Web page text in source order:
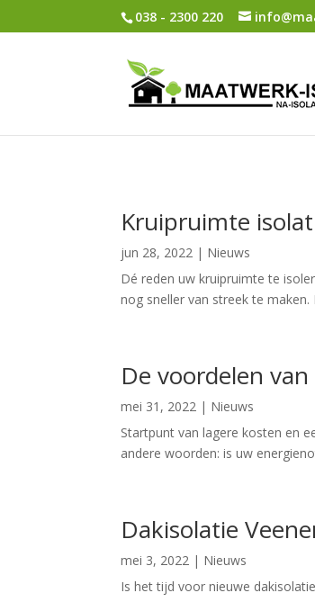
038 - 2300 220
Kruipruimte
jun 28, 2022 | Nieuws
Dé reden uw kruipruimte te
nog sneller van streek te
De voordelen
mei 31, 2022 | Nieuws
Startpunt van lagere kosten en
andere woorden: is uw
Dakisolatie
mei 3, 2022 | Nieuws
Is het tijd voor nieuwe